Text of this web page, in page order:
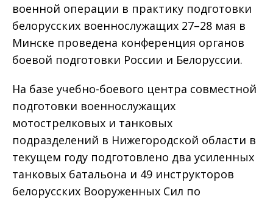
военной операции в практику подготовки
белорусских военнослужащих 27–28 мая в
Минске проведена конференция органов
боевой подготовки России и Белоруссии.
На базе учебно-боевого центра совместной
подготовки военнослужащих
мотострелковых и танковых
подразделений в Нижегородской области в
текущем году подготовлено два усиленных
танковых батальона и 49 инструкторов
белорусских Вооруженных Сил по